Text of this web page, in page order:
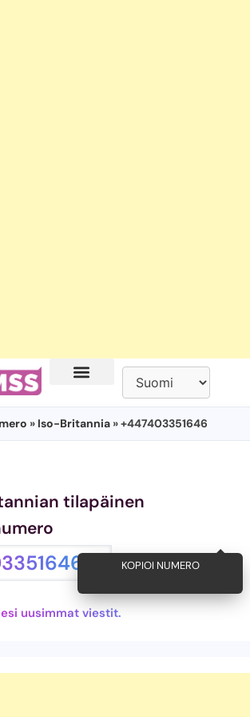
» Iso-Britannia » +447403351646
tilapäinen
KOPIOI NUMERO
uusimmat viestit.